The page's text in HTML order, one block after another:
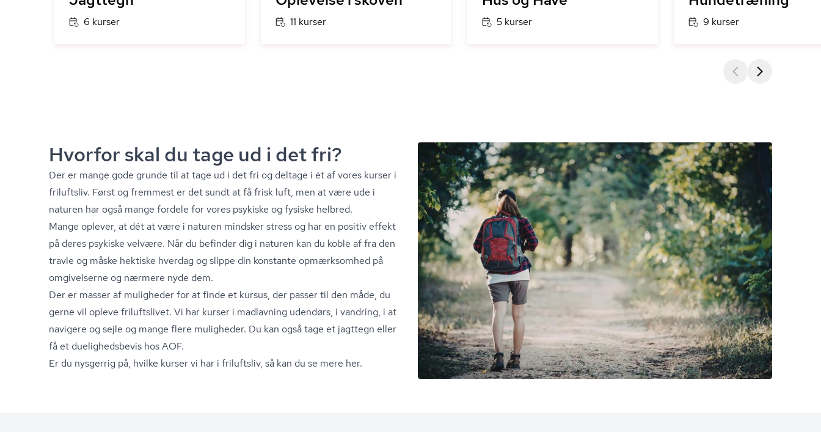
6 kurser 11 kurser 5 kurser 9 kurser
Hvorfor skal du tage ud i det fri?
Der er mange gode grunde til at tage ud i det fri og deltage i ét af vores kurser i
friluftsliv. Først og fremmest er det sundt at få frisk luft, men at være ude i
naturen har også mange fordele for vores psykiske og fysiske helbred.
Mange oplever, at dét at være i naturen mindsker stress og har en positiv effekt
på deres psykiske velvære. Når du befinder dig i naturen kan du koble af fra den
travle og måske hektiske hverdag og slippe din konstante opmærksomhed på
omgivelserne og nærmere nyde dem.
Der er masser af muligheder for at finde et kursus, der passer til den måde, du
gerne vil opleve friluftslivet. Vi har kurser i madlavning udendørs, i vandring, i at
navigere og sejle og mange flere muligheder. Du kan også tage et jagttegn eller
få et du­e­lig­heds­be­vis hos AOF.
Er du nysgerrig på, hvilke kurser vi har i friluftsliv, så kan du se mere her.